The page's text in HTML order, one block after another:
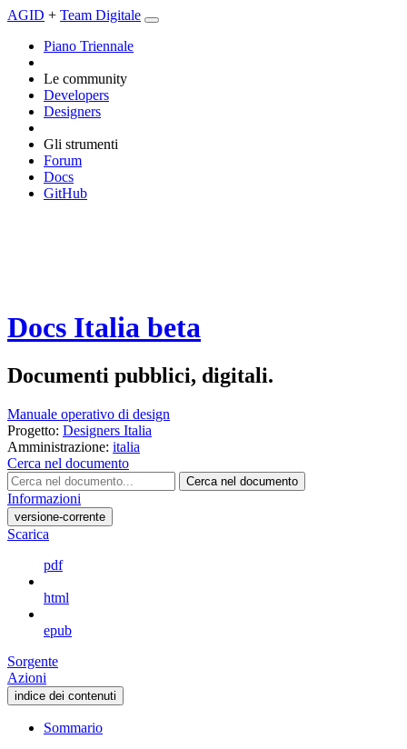
AGID + Team Digitale
Piano Triennale
Le community
Developers
Designers
Gli strumenti
Forum
Docs
GitHub
Docs Italia beta
Documenti pubblici, digitali.
Manuale operativo di design
Progetto: Designers Italia
Amministrazione: italia
Cerca nel documento
Cerca nel documento
Informazioni
versione-corrente
Scarica
pdf
html
epub
Sorgente
Azioni
indice dei contenuti
Sommario